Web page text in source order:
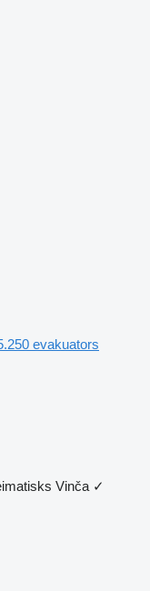
evakuators
Vinča ✓